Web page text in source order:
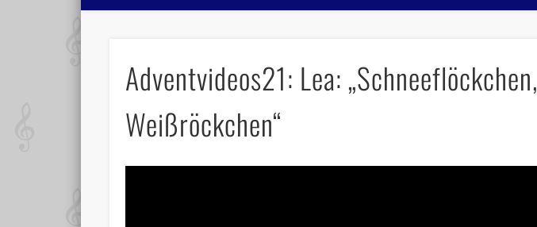
Adventvideos21: Lea: „Schneeflöckchen,
Weißröckchen“